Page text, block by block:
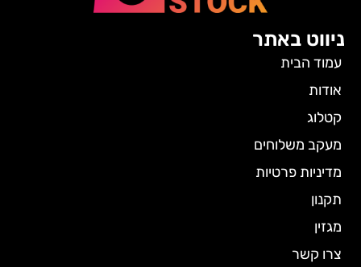
ניווט באתר
עמוד הבית
אודות
קטלוג
מעקב משלוחים
מדיניות פרטיות
תקנון
מגזין
צרו קשר